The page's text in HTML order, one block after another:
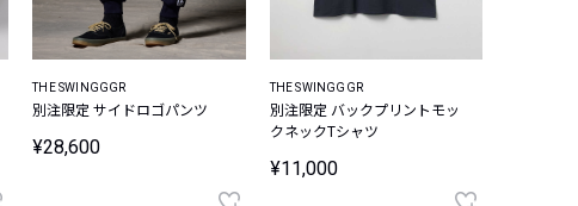
THE SWINGGGR
別注限定 サイドロゴパンツ
¥28,600
THE SWINGGGR
別注限定 バックプリントモッ
クネックTシャツ
¥11,000